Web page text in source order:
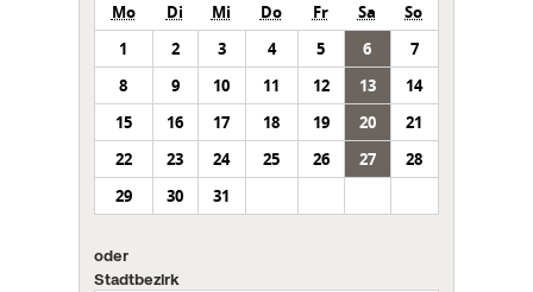
Mo Di Mi Do Fr Sa
So
1
2 3 4 5 6
7
8
9 10 11 12 13
14
15
16 17 18 19 20
21
22
23 24 25 26 27
28
29
30 31
oder
Stadtbezirk